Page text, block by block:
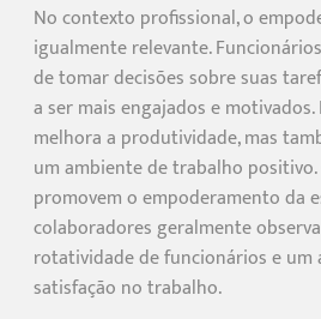
No contexto profissional, o
igualmente relevante.
de tomar decisões sobre suas
a ser mais engajados e motivados.
melhora a produtividade, mas
um ambiente de trabalho
promovem o empoderamento da
colaboradores geralmente
rotatividade de funcionários e um
satisfação no trabalho.